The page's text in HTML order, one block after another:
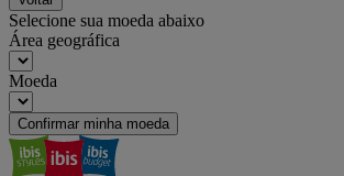
Selecione sua moeda abaixo
Área geográfica
Moeda
Confirmar minha moeda